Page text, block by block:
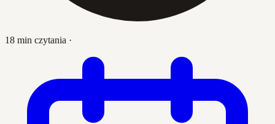
18 min czytania ·